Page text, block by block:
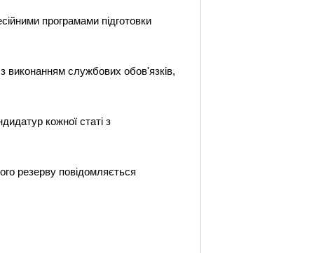
програмами підготовки
виконанням службових обов'язків,
кожної статі з
резерву повідомляється